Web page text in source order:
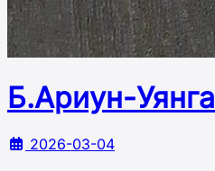
Б.Ариун-Уянга
2026-03-04